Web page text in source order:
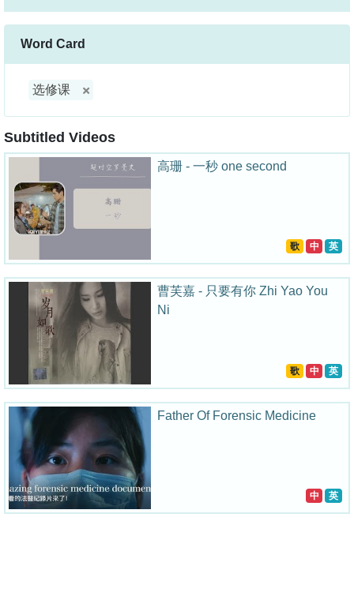
Word Card
选修课
Subtitled Videos
高珊 - 一秒 one second
歌 中 英
曹芙嘉 - 只要有你 Zhi Yao You
Ni
歌 中 英
Father Of Forensic Medicine
中 英